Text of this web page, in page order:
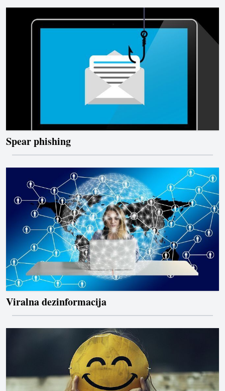
Spear phishing
Viralna dezinformacija